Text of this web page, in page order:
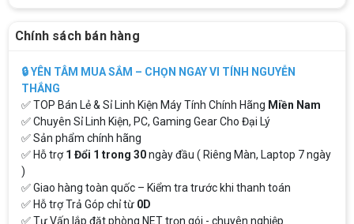
Chính sách bán hàng
🔒 YÊN TÂM MUA SẮM – CHỌN NGAY VI TÍNH NGUYỄN
THẮNG
✅ TOP Bán Lẻ & Sỉ Linh Kiện Máy Tính Chính Hãng Miền Nam
✅ Chuyên Sỉ Linh Kiện, PC, Gaming Gear Cho Đại Lý
✅ Sản phẩm chính hãng
✅ Hỗ trợ1 Đổi 1 trong 30ngày đầu ( Riêng Màn, Laptop 7 ngày
)
✅ Giao hàng toàn quốc – Kiểm tra trước khi thanh toán
✅ Hỗ trợ Trả Góp chỉ từ 0D
✅ Tư Vấn lắp đặt phòng NET trọn gói - chuyên nghiệp